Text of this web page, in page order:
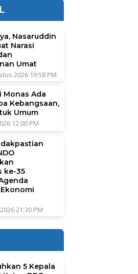
Nasaruddin
Narasi
Umat
2026 19:58 PM
Monas Ada
Kebangsaan,
Umum
12:00 PM
ke-35
21:30 PM
5 Kepala